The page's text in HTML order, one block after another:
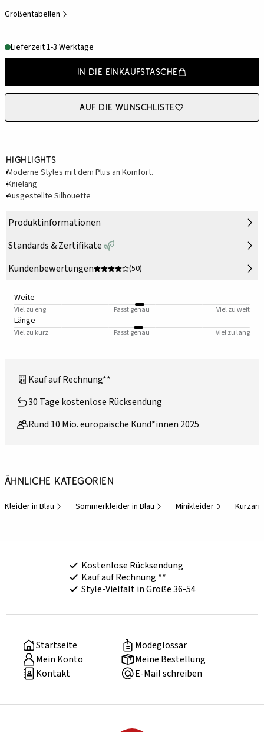
Größentabellen
Lieferzeit 1-3 Werktage
In die Einkaufstasche
Auf die Wunschliste
Highlights
Moderne Styles mit dem Plus an Komfort.
Knielang
Ausgestellte Silhouette
Produktinformationen
Standards & Zertifikate
Kundenbewertungen
(50)
Weite
Viel zu eng Passt genau Viel zu weit
Länge
Viel zu kurz Passt genau Viel zu lang
Kauf auf Rechnung**
30 Tage kostenlose Rücksendung
Rund 10 Mio. europäische Kund*innen 2025
Ähnliche Kategorien
Kleider in Blau Sommerkleider in Blau Minikleider
Kostenlose Rücksendung
Kauf auf Rechnung **
Style-Vielfalt in Größe 36-54
Startseite
Modeglossar
Mein Konto
Meine Bestellung
Kontakt
E-Mail schreiben